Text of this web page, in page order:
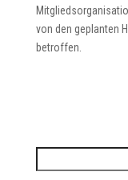
von den geplanten
betroffen.
u